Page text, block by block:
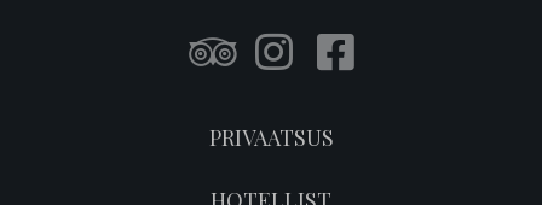
PRIVAATSUS